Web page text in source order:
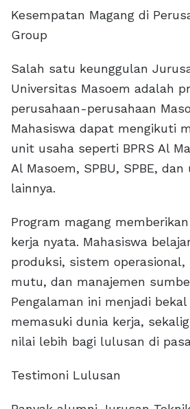
Kesempatan Magang di
Group
Salah satu keunggulan
Universitas Masoem adalah
perusahaan-perusahaan
Mahasiswa dapat mengikuti
unit usaha seperti BPRS Al
Al Masoem, SPBU, SPBE,
lainnya.
Program magang
kerja nyata. Mahasiswa
produksi, sistem operasional,
mutu, dan manajemen
Pengalaman ini menjadi
memasuki dunia kerja,
nilai lebih bagi lulusan di
Testimoni Lulusan